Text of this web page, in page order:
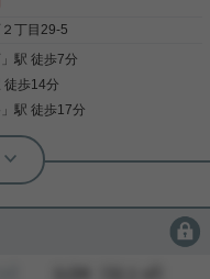
居室が独立性のある３LDKタイ
室設置 クロス・フローリング貼
下さい。
ルリノベ済み３
ルーム◆ペット飼育可
丁目29-5
」駅 徒歩7分
徒歩14分
」駅 徒歩17分
ノベ済み◆小石川植物
り切ったところにあり、 全面タ